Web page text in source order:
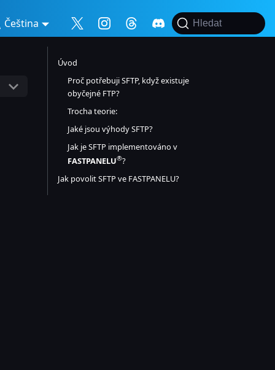
Čeština Hledat
Úvod
Proč potřebuji SFTP, když existuje
obyčejné FTP?
Trocha teorie:
Jaké jsou výhody SFTP?
Jak je SFTP implementováno v
FASTPANELU®?
Jak povolit SFTP ve FASTPANELU?